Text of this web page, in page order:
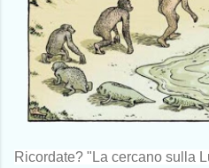
Ricordate? "La cercano sulla